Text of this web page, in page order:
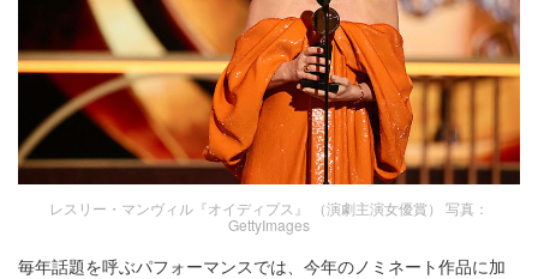
レスリー・マンヴィル『オイディプス』 （演劇主演女優賞） 写真：
GettyImages
毎年話題を呼ぶパフォーマンスでは、今年のノミネート作品に加